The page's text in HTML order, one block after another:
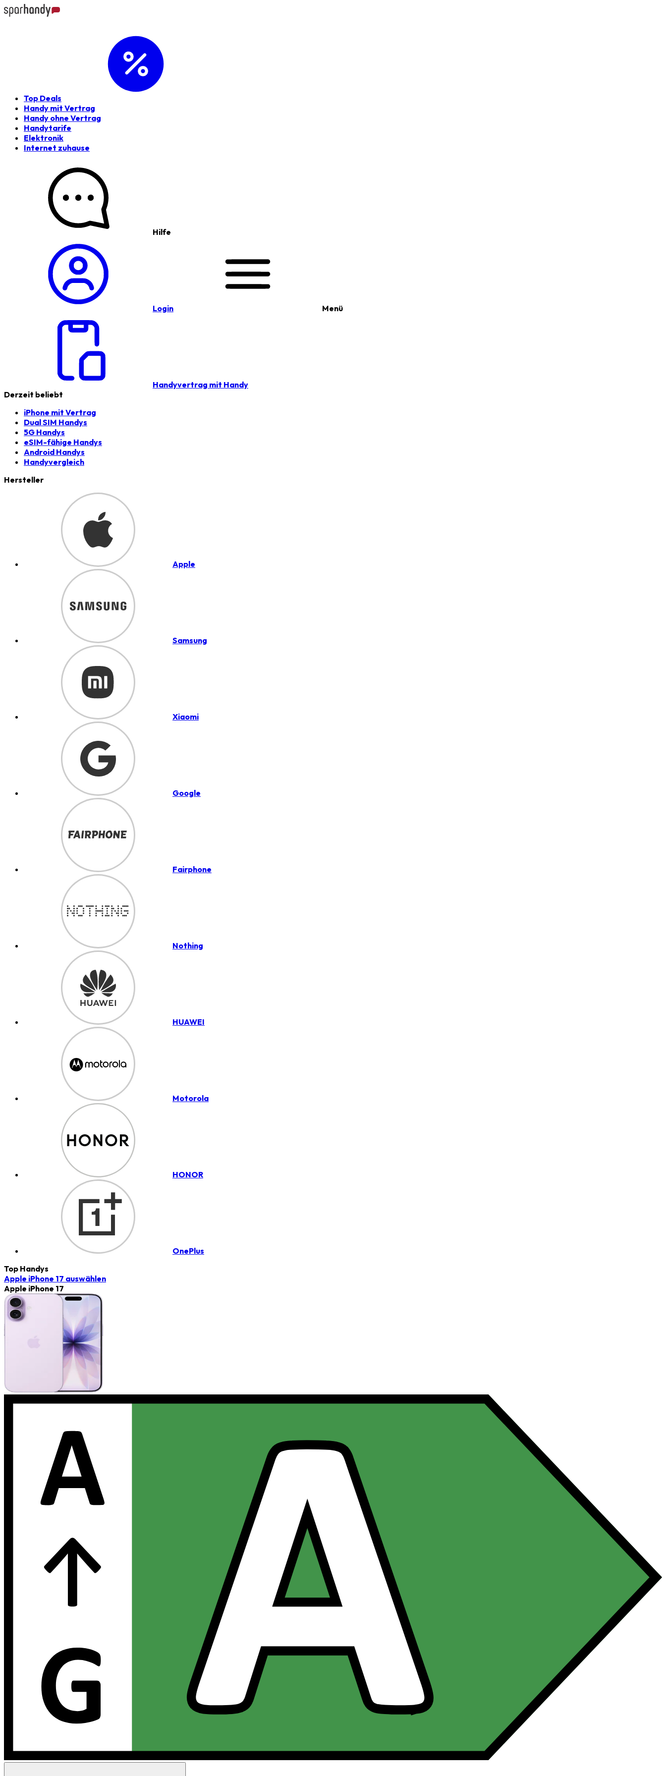
Top Deals
Handy mit Vertrag
Handy ohne Vertrag
Handytarife
Elektronik
Internet zuhause
Hilfe
Login Menü
Handyvertrag mit Handy
Derzeit beliebt
iPhone mit Vertrag
Dual SIM Handys
5G Handys
eSIM-fähige Handys
Android Handys
Handyvergleich
Hersteller
Apple
Samsung
Xiaomi
Google
Fairphone
Nothing
HUAWEI
Motorola
HONOR
OnePlus
Top Handys
Apple iPhone 17 auswählen
Apple iPhone 17